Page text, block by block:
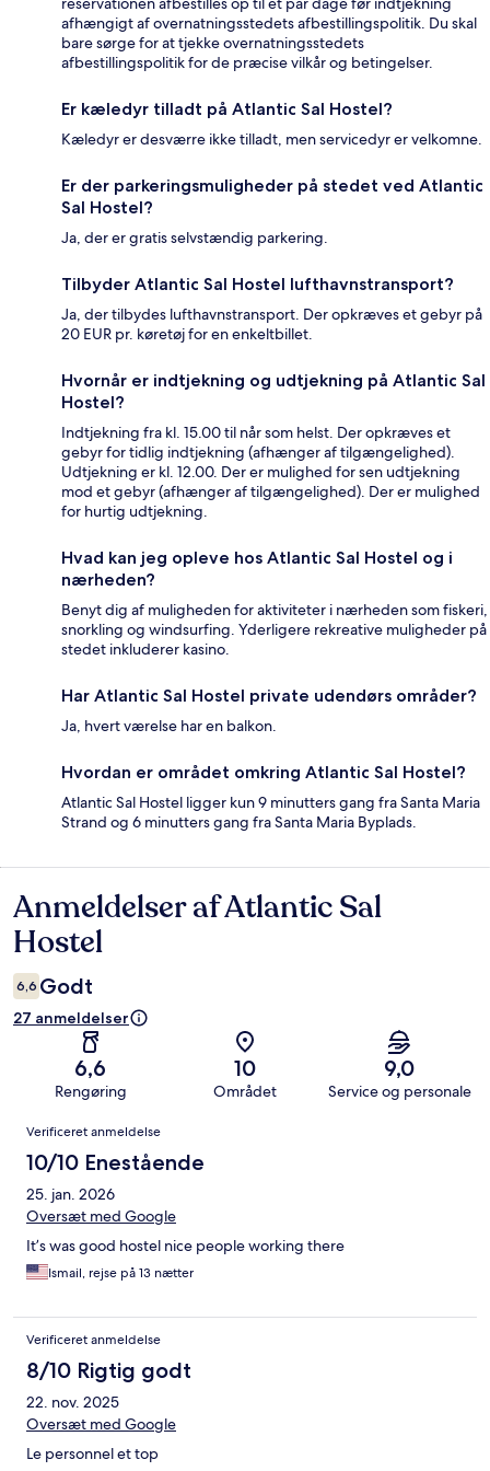
afhængigt af overnatningsstedets afbestillingspolitik. Du skal
bare sørge for at tjekke overnatningsstedets
afbestillingspolitik for de præcise vilkår og betingelser.
Er kæledyr tilladt på Atlantic Sal Hostel?
Kæledyr er desværre ikke tilladt, men servicedyr er velkomne.
Er der parkeringsmuligheder på stedet ved Atlantic
Sal Hostel?
Ja, der er gratis selvstændig parkering.
Tilbyder Atlantic Sal Hostel lufthavnstransport?
Ja, der tilbydes lufthavnstransport. Der opkræves et gebyr på
20 EUR pr. køretøj for en enkeltbillet.
Hvornår er indtjekning og udtjekning på Atlantic Sal
Hostel?
Indtjekning fra kl. 15.00 til når som helst. Der opkræves et
gebyr for tidlig indtjekning (afhænger af tilgængelighed).
Udtjekning er kl. 12.00. Der er mulighed for sen udtjekning
mod et gebyr (afhænger af tilgængelighed). Der er mulighed
for hurtig udtjekning.
Hvad kan jeg opleve hos Atlantic Sal Hostel og i
nærheden?
Benyt dig af muligheden for aktiviteter i nærheden som fiskeri,
snorkling og windsurfing. Yderligere rekreative muligheder på
stedet inkluderer kasino.
Har Atlantic Sal Hostel private udendørs områder?
Ja, hvert værelse har en balkon.
Hvordan er området omkring Atlantic Sal Hostel?
Atlantic Sal Hostel ligger kun 9 minutters gang fra Santa Maria
Strand og 6 minutters gang fra Santa Maria Byplads.
Anmeldelser
Anmeldelser af Atlantic Sal
Hostel
6,6 Godt
27 anmeldelser
6,6
Rengøring
10
Området
9,0
Service og personale
Anmeldelser
Verificeret anmeldelse
10/10 Enestående
25. jan. 2026
Oversæt med Google
It’s was good hostel nice people working there
Ismail, rejse på 13 nætter
Verificeret anmeldelse
8/10 Rigtig godt
22. nov. 2025
Oversæt med Google
Le personnel et top